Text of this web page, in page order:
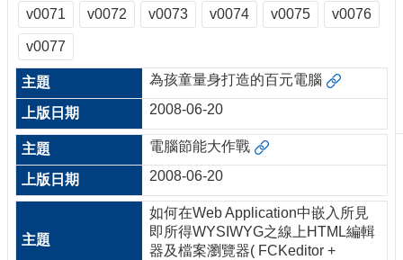
出
版
刊
物
校
務
服
務
專
報
導
v0071 v0072 v0073 v0074 v0075 v0076
v0077
為孩童量身打造的百元電腦
2008-06-20
電腦節能大作戰
2008-06-20
如何在Web Application中嵌入所見
即所得WYSIWYG之線上HTML編輯
器及檔案瀏覽器( FCKeditor +